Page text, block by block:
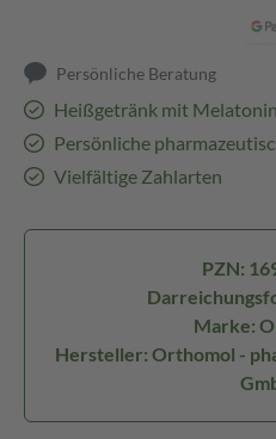
Persönliche Beratung
Heißgetränk mit
Persönliche
Vielfältige Zahlarten
PZN:
Marke:
Hersteller: Orthomol -